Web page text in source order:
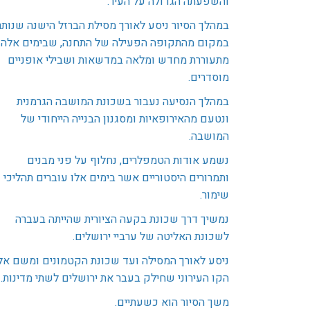
במהלך הסיור ניסע לאורך מסילת הברזל הישנה
במקום מהתקופה הפעילה של התחנה, שבימים אלה
מתעוררת מחדש ומלאה במדשאות ושבילי אופניים
מוסדרים.
במהלך הנסיעה נעבור בשכונת המושבה הגרמנית
ונטעם מהאירופאיות ומסגנון הבנייה הייחודי של
המושבה.
נשמע אודות הטמפלרים, נחלוף על פני מבנים
ותמרורים היסטוריים אשר בימים אלו עוברים תהליכי
שימור.
נמשיך דרך שכונת בקעה הציורית שהייתה בעברה
לשכונת האליטה של ערביי ירושלים.
ניסע לאורך המסילה ועד שכונת הקטמונים ומשם
הקו העירוני שחילק בעבר את ירושלים לשתי מדינות.
משך הסיור הוא כשעתיים.